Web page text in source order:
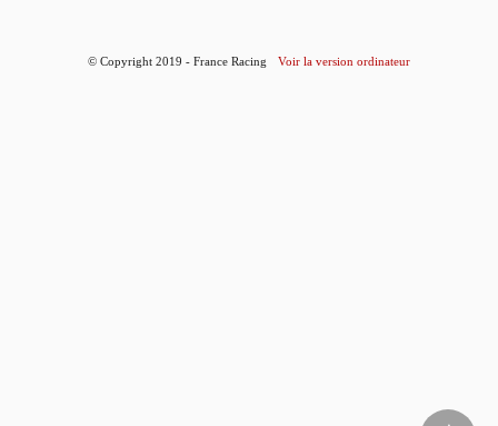
© Copyright 2019 - France Racing Voir la version ordinateur